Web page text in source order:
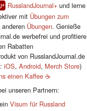
RusslandJournal+und lerne
mit Übungen zum
Übungen. Genieße
werbefrei und profitiere
Rabatten
von RusslandJournal.de
iOS, Android, Merch Store)
einen Kaffee ☕️
unseren Partnern:
Visum für Russland